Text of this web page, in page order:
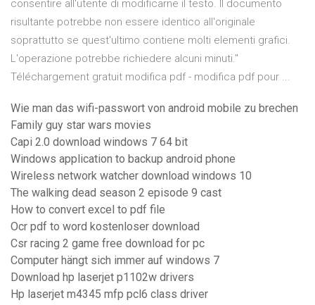
consentire all'utente di modificarne il testo. Il documento
risultante potrebbe non essere identico all'originale
soprattutto se quest'ultimo contiene molti elementi grafici.
L'operazione potrebbe richiedere alcuni minuti."
Téléchargement gratuit modifica pdf - modifica pdf pour ...
Wie man das wifi-passwort von android mobile zu brechen
Family guy star wars movies
Capi 2.0 download windows 7 64 bit
Windows application to backup android phone
Wireless network watcher download windows 10
The walking dead season 2 episode 9 cast
How to convert excel to pdf file
Ocr pdf to word kostenloser download
Csr racing 2 game free download for pc
Computer hängt sich immer auf windows 7
Download hp laserjet p1102w drivers
Hp laserjet m4345 mfp pcl6 class driver